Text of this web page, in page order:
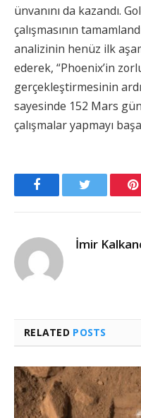
ünvanını da kazandı.
çalışmasının
analizinin henüz ilk
ederek, “Phoenix’in
gerçekleştirmesinin
sayesinde 152 Mars
çalışmalar yapmayı
FacebookTwitter
İmir
RELATED POSTS